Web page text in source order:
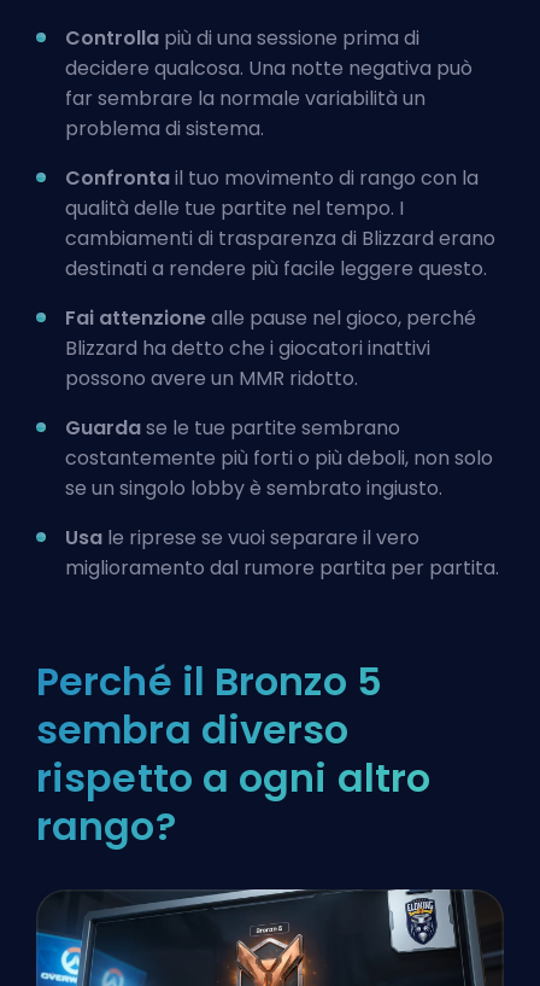
Controlla più di una sessione prima di
decidere qualcosa. Una notte negativa può
far sembrare la normale variabilità un
problema di sistema.
Confrontail tuo movimento di rango con la
qualità delle tue partite nel tempo. I
cambiamenti di trasparenza di Blizzard erano
destinati a rendere più facile leggere questo.
Fai attenzionealle pause nel gioco, perché
Blizzard ha detto che i giocatori inattivi
possono avere un MMR ridotto.
Guardase le tue partite sembrano
costantemente più forti o più deboli, non solo
se un singolo lobby è sembrato ingiusto.
Usa le riprese se vuoi separare il vero
miglioramento dal rumore partita per partita.
Perché il Bronzo 5
sembra diverso
rispetto a ogni altro
rango?